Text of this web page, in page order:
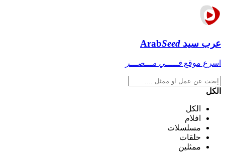
عرب سيد ArabSeed
اسرع موقع فـــــي مـــصـــر
الكل
الكل
افلام
مسلسلات
حلقات
ممثلين